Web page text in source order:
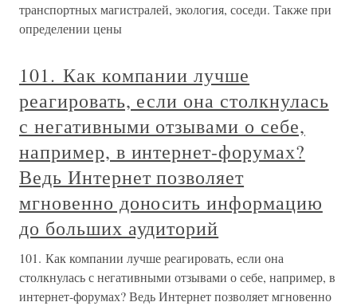
транспортных магистралей, экология, соседи. Также при
определении цены
101. Как компании лучше
реагировать, если она столкнулась
с негативными отзывами о себе,
например, в интернет-форумах?
Ведь Интернет позволяет
мгновенно доносить информацию
до больших аудиторий
101. Как компании лучше реагировать, если она
столкнулась с негативными отзывами о себе, например, в
интернет-форумах? Ведь Интернет позволяет мгновенно